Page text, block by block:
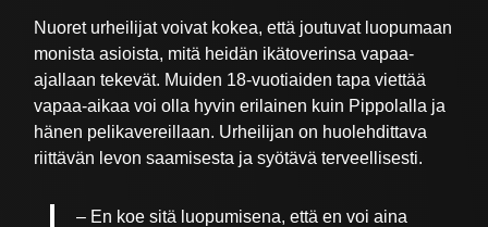
Nuoret urheilijat voivat kokea, että joutuvat luopumaan
monista asioista, mitä heidän ikätoverinsa vapaa-
ajallaan tekevät. Muiden 18-vuotiaiden tapa viettää
vapaa-aikaa voi olla hyvin erilainen kuin Pippolalla ja
hänen pelikavereillaan. Urheilijan on huolehdittava
riittävän levon saamisesta ja syötävä terveellisesti.
– En koe sitä luopumisena, että en voi aina